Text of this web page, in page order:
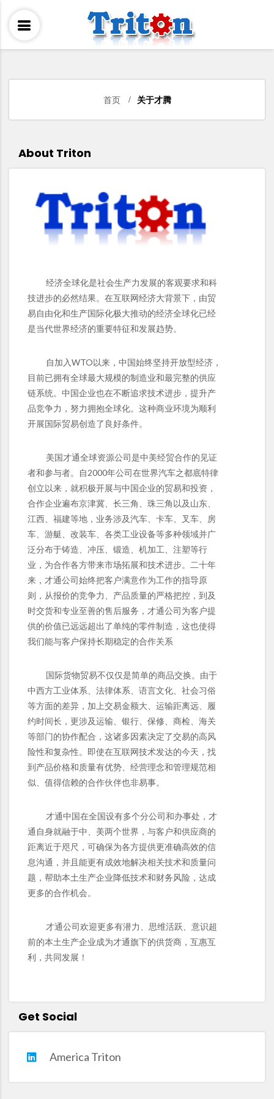
首页 关于才腾
About Triton
经济全球化是社会生产力发展的客观要求和科
技进步的必然结果。在互联网经济大背景下，由贸
易自由化和生产国际化极大推动的经济全球化已经
是当代世界经济的重要特征和发展趋势。
自加入WTO以来，中国始终坚持开放型经济，
目前已拥有全球最大规模的制造业和最完整的供应
链系统。中国企业也在不断追求技术进步，提升产
品竞争力，努力拥抱全球化。这种商业环境为顺利
开展国际贸易创造了良好条件。
美国才通全球资源公司是中美经贸合作的见证
者和参与者。自2000年公司在世界汽车之都底特律
创立以来，就积极开展与中国企业的贸易和投资，
合作企业遍布京津冀、长三角、珠三角以及山东、
江西、福建等地，业务涉及汽车、卡车、叉车、房
车、游艇、改装车、各类工业设备等多种领域并广
泛分布于铸造、冲压、锻造、机加工、注塑等行
业，为合作各方带来市场拓展和技术进步。二十年
来，才通公司始终把客户满意作为工作的指导原
则，从报价的竞争力、产品质量的严格把控，到及
时交货和专业至善的售后服务，才通公司为客户提
供的价值已远远超出了单纯的零件制造，这也使得
我们能与客户保持长期稳定的合作关系
国际货物贸易不仅仅是简单的商品交换。由于
中西方工业体系、法律体系、语言文化、社会习俗
等方面的差异，加上交易金额大、运输距离远、履
约时间长，更涉及运输、银行、保修、商检、海关
等部门的协作配合，这诸多因素决定了交易的高风
险性和复杂性。即使在互联网技术发达的今天，找
到产品价格和质量有优势、经营理念和管理规范相
似、值得信赖的合作伙伴也非易事。
才通中国在全国设有多个分公司和办事处，才
通自身就融于中、美两个世界，与客户和供应商的
距离近于咫尺，可确保为各方提供更准确高效的信
息沟通，并且能更有成效地解决相关技术和质量问
题，帮助本土生产企业降低技术和财务风险，达成
更多的合作机会。
才通公司欢迎更多有潜力、思维活跃、意识超
前的本土生产企业成为才通旗下的供货商，互惠互
利，共同发展！
Get Social
America Triton